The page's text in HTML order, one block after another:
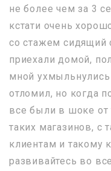
не более чем за 3
кстати очень
со стажем сидящий
приехали домой,
мной
отломил, но когда
все были в шоке от
таких магазинов, с
клиентам и такому
развивайтесь во